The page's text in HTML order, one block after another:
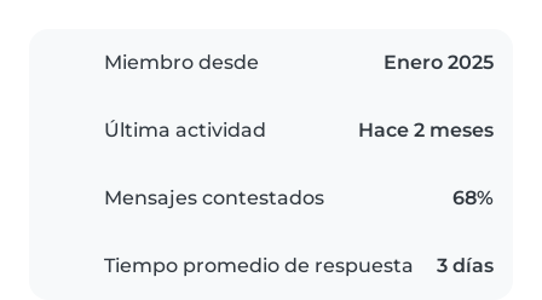
Miembro desde Enero 2025
Última actividad Hace 2 meses
Mensajes contestados 68%
Tiempo promedio de respuesta 3 días